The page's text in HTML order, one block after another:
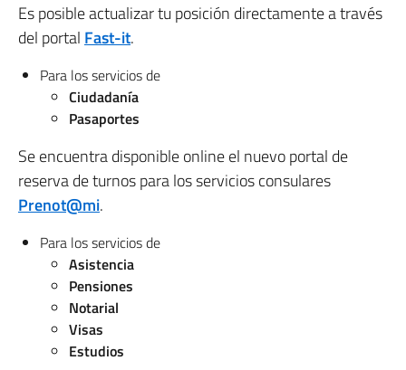
Es posible actualizar tu posición directamente a través
del portal Fast-it.
Para los servicios de
Ciudadanía
Pasaportes
Se encuentra disponible online el nuevo portal de
reserva de turnos para los servicios consulares
Prenot@mi.
Para los servicios de
Asistencia
Pensiones
Notarial
Visas
Estudios